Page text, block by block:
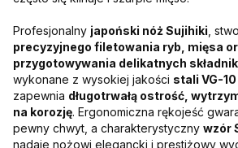
Profesjonalny japoński nóż Sujihiki ,
precyzyjnego filetowania ryb, mięsa
przygotowywania delikatnych
wykonane z wysokiej jakości stali VG-10
zapewnia długotrwałą ostrość,
na korozję. Ergonomiczna rękojeść
pewny chwyt, a charakterystyczny wzór
nadaje nożowi elegancki i prestiżowy